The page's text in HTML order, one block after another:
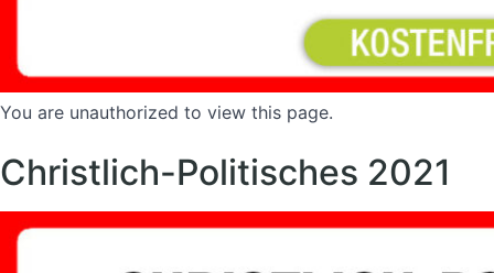
You are unauthorized to view this page.
Christlich-Politisches 2021